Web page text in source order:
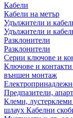
Кабели
Кабели на метър
Удължители и
Удължители и
Разклонители
Разклонители
Серии ключове и
Ключове и контакти
външен монтаж
Предпазители,
Клеми, лустерклеми
шлаух Кабелни